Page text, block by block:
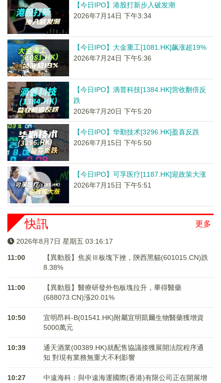
【今日IPO】港股打新步入破发潮
2026年7月14日 下午3:34
【今日IPO】大金重工[1081.HK]飙涨超19%
2026年7月24日 下午5:36
【今日IPO】滴普科技[1384.HK]营收翻倍反
跌
2026年7月20日 下午5:20
【今日IPO】华勤技术[3296.HK]盈喜反跌
2026年7月15日 下午5:50
【今日IPO】可孚医疗[1187.HK]迎政策大涨
2026年7月15日 下午5:51
更多
快訊
2026年8月7日 星期五 03:16:18
11:00
【異動股】焦炭Ⅲ板塊下挫，陝西黑貓(601015.CN)跌
8.38%
11:00
【異動股】醫療研發外包板塊拉升，畢得醫藥
(688073.CN)漲20.01%
10:50
宜明昂科-B(01541.HK)附屬宜明凱爾生物醫藥獲增資
5000萬元
10:39
通天酒業(00389.HK)就配售協議接獲展開法院程序通
知 對現有業務無重大不利影響
10:27
中遠海科：與中遠海運國際(香港)有限公司正在開展增